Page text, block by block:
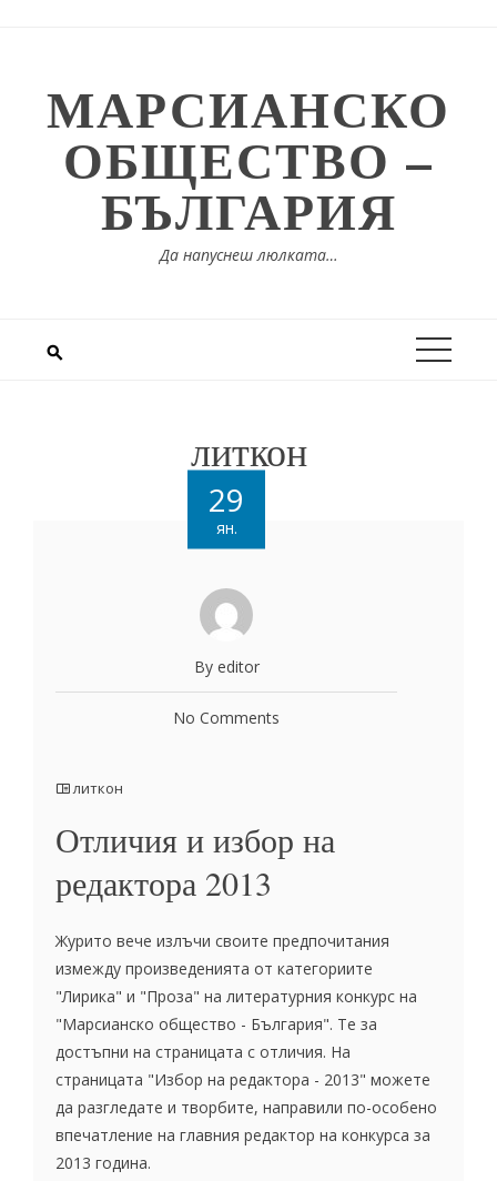
МАРСИАНСКО
ОБЩЕСТВО –
БЪЛГАРИЯ
Да напуснеш люлката…
литкон
29
ян.
By editor
No Comments
литкон
Отличия и избор на
редактора 2013
Журито вече излъчи своите предпочитания
измежду произведенията от категориите
"Лирика" и "Проза" на литературния конкурс на
"Марсианско общество - България". Те за
достъпни на страницата с отличия. На
страницата "Избор на редактора - 2013" можете
да разгледате и творбите, направили по-особено
впечатление на главния редактор на конкурса за
2013 година.